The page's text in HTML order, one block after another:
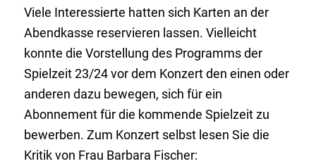
Viele Interessierte hatten sich Karten an der
Abendkasse reservieren lassen. Vielleicht
konnte die Vorstellung des Programms der
Spielzeit 23/24 vor dem Konzert den einen oder
anderen dazu bewegen, sich für ein
Abonnement für die kommende Spielzeit zu
bewerben. Zum Konzert selbst lesen Sie die
Kritik von Frau Barbara Fischer: